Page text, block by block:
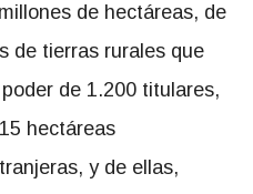
de hectáreas, de
de tierras rurales que
de 1.200 titulares,
hectáreas
y de ellas,